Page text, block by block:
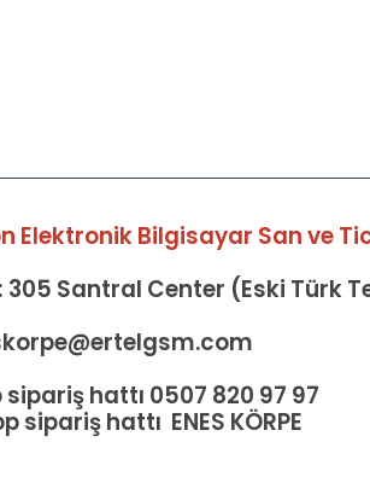
Elektronik Bilgisayar San ve
Santral Center (Eski Türk
hattı 0507 820 97 97
sipariş hattı ENES KÖRPE